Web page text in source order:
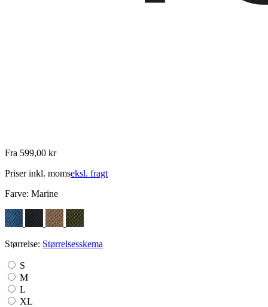
Fra 599,00 kr
Priser inkl. momseksl. fragt
Farve: Marine
Størrelse: Størrelsesskema
S
M
L
XL